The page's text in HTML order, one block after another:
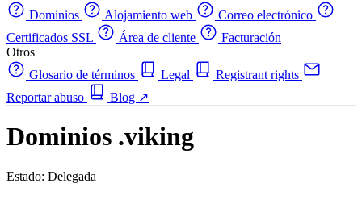
Dominios
Alojamiento web
Correo electrónico
Certificados SSL
Área de cliente
Facturación
Otros
Glosario de términos
Legal
Registrant rights
Reportar abuso
Blog ↗
Dominios .viking
Estado: Delegada